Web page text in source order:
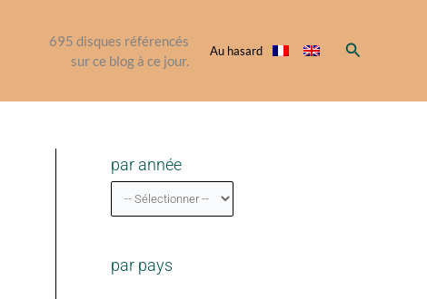
695 disques référencés
sur ce blog à ce jour.
Au hasard Rechercher
par année
par pays